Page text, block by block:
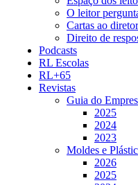
O leitor
Cartas ao diretor
Direito de
Podcasts
RL Escolas
RL+65
Revistas
Guia do
2025
2024
2023
Moldes e
2026
2025